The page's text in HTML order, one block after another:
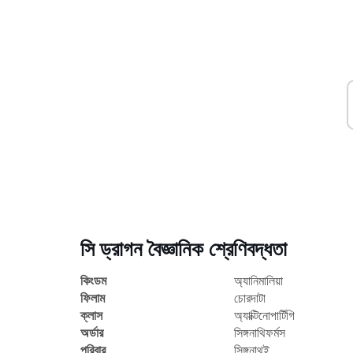
সি ড্রাগন বৈজ্ঞানিক শ্রেণিবদ্ধতা
কিংডম
অ্যানিমালিয়া
ফিলাম
চোরদাটা
ক্লাস
অ্যাক্টিনোপার্টিগি
অর্ডার
সিঙ্গনাথিফর্মস
পরিবার
সিঙ্গনাথই